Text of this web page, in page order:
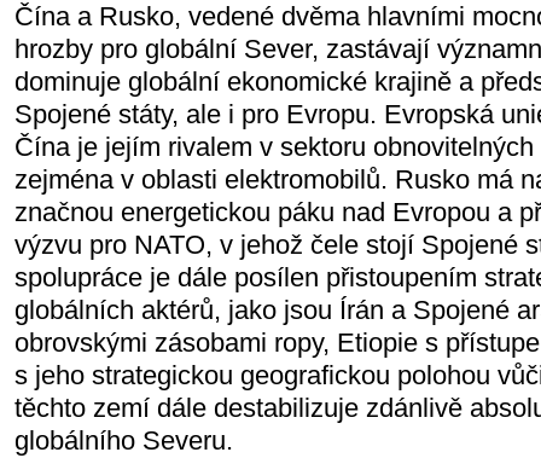
Čína a Rusko, vedené dvěma hlavními
hrozby pro globální Sever, zastávají
dominuje globální ekonomické krajině a
Spojené státy, ale i pro Evropu. Evropská
Čína je jejím rivalem v sektoru
zejména v oblasti elektromobilů. Rusko má
značnou energetickou páku nad Evropou a
výzvu pro NATO, v jehož čele stojí Spojené
spolupráce je dále posílen přistoupením
globálních aktérů, jako jsou Írán a Spojené
obrovskými zásobami ropy, Etiopie s
s jeho strategickou geografickou polohou
těchto zemí dále destabilizuje zdánlivě
globálního Severu.